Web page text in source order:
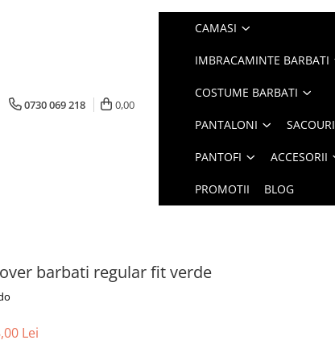
0730 069 218 0,00
CAMASI
IMBRACAMINTE BARBATI
COSTUME BARBATI
PANTALONI SACOURI
PANTOFI ACCESORII
PROMOTII BLOG
barbati regular fit verde
Lei